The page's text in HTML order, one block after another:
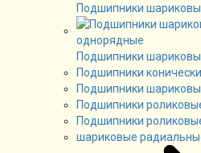
Подшипники
Подшипники
Подшипники
Подшипники
Подшипники
Подшипники
шариковые